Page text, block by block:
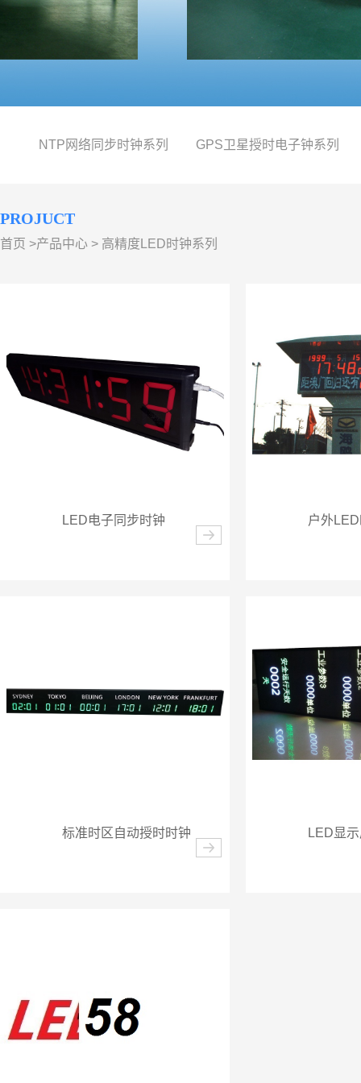
NTP网络同步时钟系列 GPS卫星授时电子钟系列
PROJUCT
首页 >产品中心 > 高精度LED时钟系列
LED电子同步时钟 户外
标准时区自动授时时钟 LED显